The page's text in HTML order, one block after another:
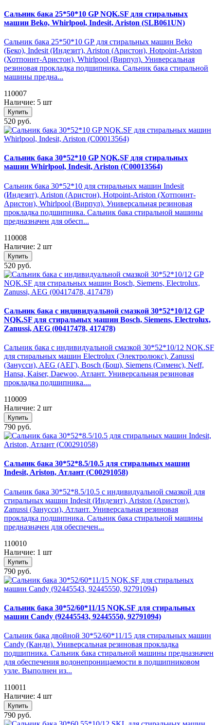
Сальник бака 25*50*10 GP NQK.SF для стиральных
машин Beko, Whirlpool, Indesit, Ariston (SLB061UN)
Сальник бака 25*50*10 GP для стиральных машин Beko
(Беко), Indesit (Индезит), Ariston (Аристон), Hotpoint-Ariston
(Хотпоинт-Аристон), Whirlpool (Вирпул). Универсальная
резиновая прокладка подшипника. Сальник бака стиральной
машины предна...
110007
Наличие: 5 шт
Купить
520 руб.
Сальник бака 30*52*10 GP NQK.SF для стиральных
машин Whirlpool, Indesit, Ariston (C00013564)
Сальник бака 30*52*10 для стиральных машин Indesit
(Индезит), Ariston (Аристон), Hotpoint-Ariston (Хотпоинт-
Аристон), Whirlpool (Вирпул). Универсальная резиновая
прокладка подшипника. Сальник бака стиральной машины
предназначен для обесп...
110008
Наличие: 2 шт
Купить
520 руб.
Сальник бака с индивидуальной смазкой 30*52*10/12 GP
NQK.SF для стиральных машин Bosch, Siemens, Electrolux,
Zanussi, AEG (00417478, 417478)
Сальник бака с индивидуальной смазкой 30*52*10/12 NQK.SF
для стиральных машин Electrolux (Электролюкс), Zanussi
(Занусси), AEG (АЕГ), Bosch (Бош), Siemens (Сименс), Neff,
Hansa, Kaiser, Daewoo, Атлант. Универсальная резиновая
прокладка подшипника....
110009
Наличие: 2 шт
Купить
790 руб.
Сальник бака 30*52*8.5/10.5 для стиральных машин
Indesit, Ariston, Атлант (C00291058)
Сальник бака 30*52*8.5/10.5 с индивидуальной смазкой для
стиральных машин Indesit (Индезит), Ariston (Аристон),
Zanussi (Занусси), Атлант. Универсальная резиновая
прокладка подшипника. Сальник бака стиральной машины
предназначен для обеспечен...
110010
Наличие: 1 шт
Купить
790 руб.
Сальник бака 30*52/60*11/15 NQK.SF для стиральных
машин Candy (92445543, 92445550, 92791094)
Сальник бака двойной 30*52/60*11/15 для стиральных машин
Candy (Канди). Универсальная резиновая прокладка
подшипника. Сальник бака стиральной машины предназначен
для обеспечения водонепроницаемости в подшипниковом
узле. Выполнен из...
110011
Наличие: 4 шт
Купить
790 руб.